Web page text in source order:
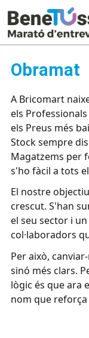
Obramat
A Bricomart
els
els Preus més
Stock sempre
Magatzems per
s'ho fàcil a tots
El nostre
crescut. S'han
el seu sector i
col·laboradors
Per això,
sinó més clars.
lògic és que ara
nom que reforça